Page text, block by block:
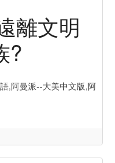
離文明
?
,阿曼派--大美中文版,阿